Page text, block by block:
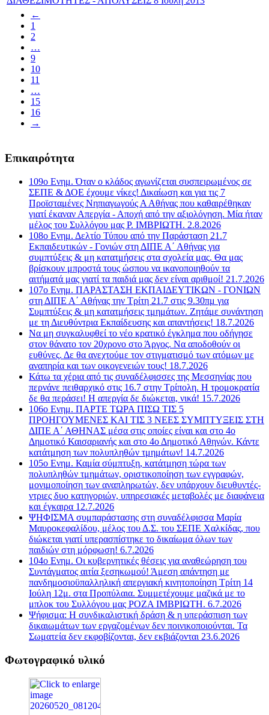
←
1
2
…
9
10
11
…
15
16
→
Επικαιρότητα
109ο Ενημ. Όταν ο κλάδος αγωνίζεται συσπειρωμένος σε
ΣΕΠΕ & ΔΟΕ έχουμε νίκες! Δικαίωση και για τις 7
Προϊσταμένες Νηπιαγωγούς Α Αθήνας που καθαιρέθηκαν
γιατί έκαναν Απεργία - Αποχή από την αξιολόγηση. Μία ήταν
μέλος του Συλλόγου μας Ρ. ΙΜΒΡΙΩΤΗ. 2.8.2026
108ο Ενημ. Δελτίο Τύπου από την Παράσταση 21.7
Εκπαιδευτικών - Γονιών στη ΔΙΠΕ Α΄ Αθήνας για
συμπτύξεις & μη κατατμήσεις στα σχολεία μας. Θα μας
βρίσκουν μπροστά τους ώσπου να ικανοποιηθούν τα
αιτήματά μας γιατί τα παιδιά μας δεν είναι αριθμοί! 21.7.2026
107o Ενημ. ΠΑΡΑΣΤΑΣΗ ΕΚΠΑΙΔΕΥΤΙΚΩΝ - ΓΟΝΙΩΝ
στη ΔΙΠΕ Α΄ Αθήνας την Τρίτη 21.7 στις 9.30πμ για
Συμπτύξεις & μη κατατμήσεις τμημάτων. Ζητάμε συνάντηση
με τη Διευθύντρια Εκπαίδευσης και απαντήσεις! 18.7.2026
Να μη συγκαλυφθεί το νέο κρατικό έγκλημα που οδήγησε
στον θάνατο τον 20χρονο στο Άργος. Να αποδοθούν οι
ευθύνες. Δε θα ανεχτούμε τον στιγματισμό των ατόμων με
αναπηρία και των οικογενειών τους! 18.7.2026
Κάτω τα χέρια από τις συναδέλφισσες της Μεσσηνίας που
περνάνε πειθαρχικό στις 16.7 στην Τρίπολη. Η τρομοκρατία
δε θα περάσει! Η απεργία δε διώκεται, νικά! 15.7.2026
106ο Ενημ. ΠΑΡΤΕ ΤΩΡΑ ΠΙΣΩ ΤΙΣ 5
ΠΡΟΗΓΟΥΜΕΝΕΣ ΚΑΙ ΤΙΣ 3 ΝΕΕΣ ΣΥΜΠΤΥΞΕΙΣ ΣΤΗ
ΔΙΠΕ Α΄ ΑΘΗΝΑΣ μέσα στις οποίες είναι και στο 4ο
Δημοτικό Καισαριανής και στο 4ο Δημοτικό Αθηνών. Κάντε
κατάτμηση των πολυπληθών τμημάτων! 14.7.2026
105ο Ενημ. Καμία σύμπτυξη, κατάτμηση τώρα των
πολυπληθών τμημάτων, οριστικοποίηση των εγγραφών,
μονιμοποίηση των αναπληρωτών, δεν υπάρχουν διευθυντές-
ντριες δυο κατηγοριών, υπηρεσιακές μεταβολές με διαφάνεια
και έγκαιρα 12.7.2026
ΨΗΦΙΣΜΑ συμπαράστασης στη συναδέλφισσα Μαρία
Μαυροκεφαλίδου, μέλος του Δ.Σ. του ΣΕΠΕ Χαλκίδας, που
διώκεται γιατί υπερασπίστηκε το δικαίωμα όλων των
παιδιών στη μόρφωση! 6.7.2026
104ο Ενημ. Οι κυβερνητικές θέσεις για αναθεώρηση του
Συντάγματος αιτία ξεσηκωμού! Άμεση απάντηση με
πανδημοσιοϋπαλληλική απεργιακή κινητοποίηση Τρίτη 14
Ιούλη 12μ. στα Προπύλαια. Συμμετέχουμε μαζικά με το
μπλοκ του Συλλόγου μας ΡΟΖΑ ΙΜΒΡΙΩΤΗ. 6.7.2026
Ψήφισμα: Η συνδικαλιστική δράση & η υπεράσπιση των
δικαιωμάτων των εργαζομένων δεν ποινικοποιούνται. Τα
Σωματεία δεν εκφοβίζονται, δεν εκβιάζονται 23.6.2026
Φωτογραφικό υλικό